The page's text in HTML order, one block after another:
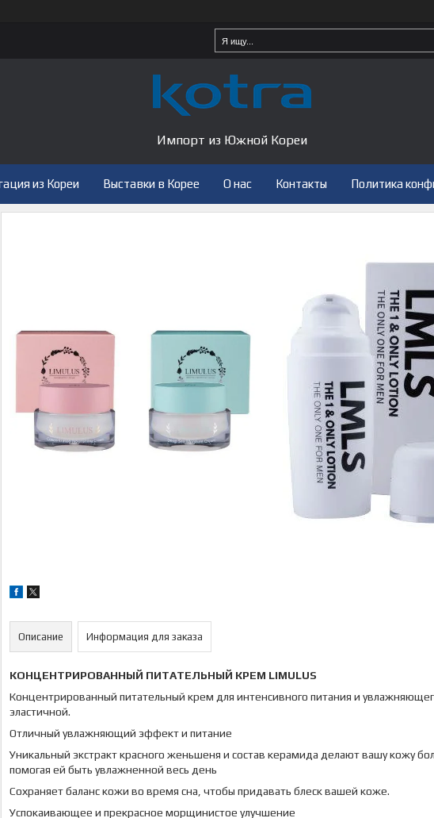
Импорт из Южной Кореи
из Кореи Выставки в Корее О нас Контакты Политика
Описание Информация для заказа
КОНЦЕНТРИРОВАННЫЙ ПИТАТЕЛЬНЫЙ КРЕМ LIMULUS
Концентрированный питательный крем для интенсивного питания и
эластичной.
Отличный увлажняющий эффект и питание
Уникальный экстракт красного женьшеня и состав керамида делают вашу кожу
помогая ей быть увлажненной весь день
Сохраняет баланс кожи во время сна, чтобы придавать блеск вашей коже.
Успокаивающее и прекрасное морщинистое улучшение